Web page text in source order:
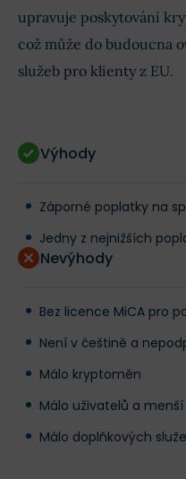
upravuje poskytování
což může do budoucna
služeb pro klienty z EU.
Výhody
Záporné poplatky na
Jedny z nejnižších
Nevýhody
Bez licence MiCA pro
Není v češtině a
Málo kryptoměn
Málo uživatelů a menší
Málo doplňkových